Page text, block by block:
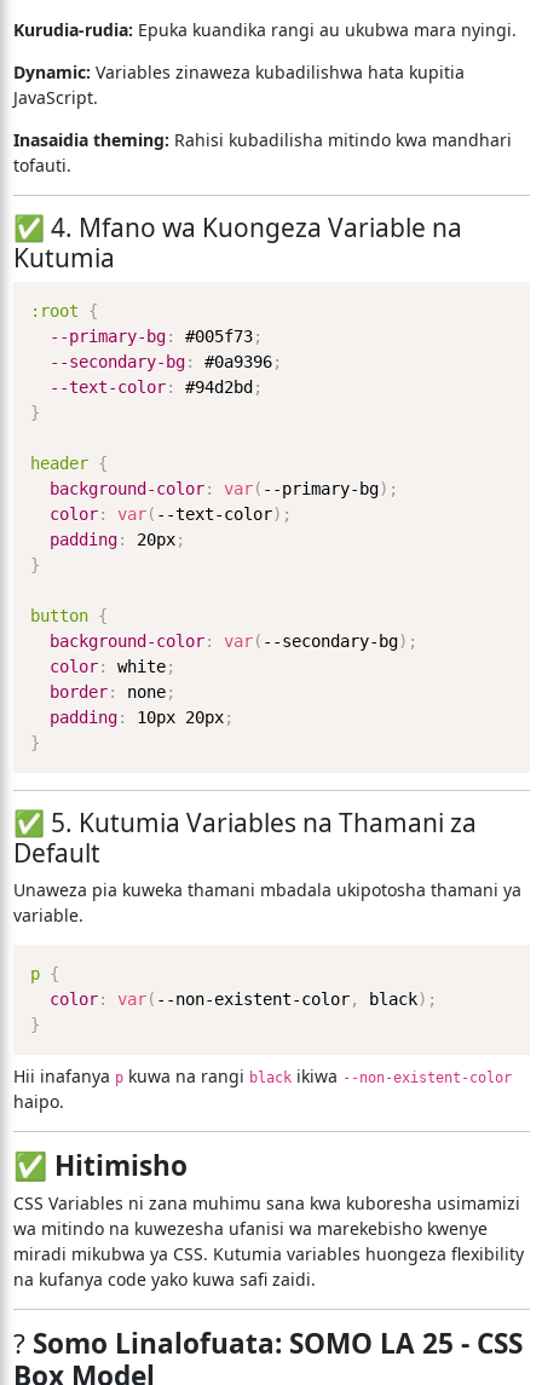
Kurudia-rudia: Epuka kuandika rangi au ukubwa mara nyingi.
Dynamic: Variables zinaweza kubadilishwa hata kupitia
JavaScript.
Inasaidia theming: Rahisi kubadilisha mitindo kwa mandhari
tofauti.
✅ 4. Mfano wa Kuongeza Variable na
Kutumia
:root
{
--primary-bg: #005f73;
--secondary-bg: #0a9396;
--text-color: #94d2bd ;
}
header {
background-color: var( --primary-bg) ;
color: var( --text-color) ;
padding: 20px;
}
button {
background-color: var( --secondary-bg) ;
color: white;
border: none;
padding: 10px 20px;
}
✅ 5. Kutumia Variables na Thamani za
Default
Unaweza pia kuweka thamani mbadala ukipotosha thamani ya
variable.
p {
color: var( --non-existent-color, black) ;
}
Hii inafanya pkuwa na rangi blackikiwa --non-existent-color
haipo.
✅ Hitimisho
CSS Variables ni zana muhimu sana kwa kuboresha usimamizi
wa mitindo na kuwezesha ufanisi wa marekebisho kwenye
miradi mikubwa ya CSS. Kutumia variables huongeza flexibility
na kufanya code yako kuwa safi zaidi.
? Somo Linalofuata: SOMO LA 25 - CSS
Box Model